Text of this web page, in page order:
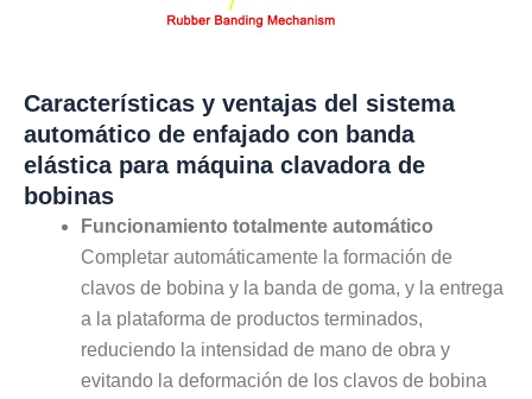
Características y ventajas del sistema
automático de enfajado con banda
elástica para máquina clavadora de
bobinas
Funcionamiento totalmente automático
Completar automáticamente la formación de
clavos de bobina y la banda de goma, y la entrega
a la plataforma de productos terminados,
reduciendo la intensidad de mano de obra y
evitando la deformación de los clavos de bobina